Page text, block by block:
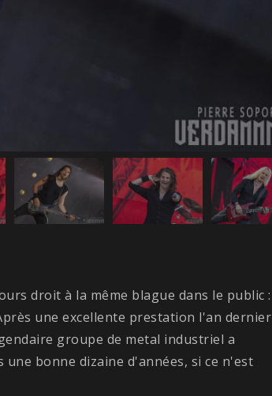
droit à la même blague dans le public :
une excellente prestation l'an dernier
groupe de metal industriel a
bonne dizaine d'années, si ce n'est